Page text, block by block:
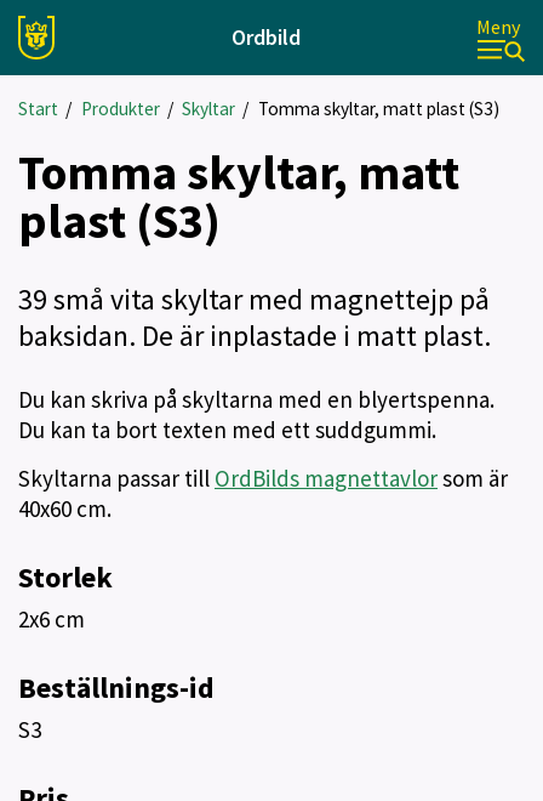
Ordbild Meny
Start / Produkter/ Skyltar / Tomma skyltar, matt plast (S3)
Tomma skyltar, matt
plast (S3)
39 små vita skyltar med magnettejp på
baksidan. De är inplastade i matt plast.
Du kan skriva på skyltarna med en blyertspenna.
Du kan ta bort texten med ett suddgummi.
Skyltarna passar till OrdBilds magnettavlorsom är
40x60 cm.
Storlek
2x6 cm
Beställnings-id
S3